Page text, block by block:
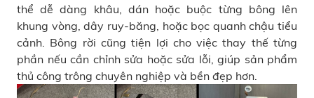
thể dễ dàng khâu, dán hoặc buộc từng bông lên
khung vòng, dây ruy-băng, hoặc bọc quanh chậu tiểu
cảnh. Bông rời cũng tiện lợi cho việc thay thế từng
phần nếu cần chỉnh sửa hoặc sửa lỗi, giúp sản phẩm
thủ công trông chuyên nghiệp và bền đẹp hơn.